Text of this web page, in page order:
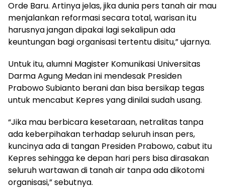
Orde Baru. Artinya jelas, jika dunia pers tanah air mau
menjalankan reformasi secara total, warisan itu
harusnya jangan dipakai lagi sekalipun ada
keuntungan bagi organisasi tertentu disitu,” ujarnya.
Untuk itu, alumni Magister Komunikasi Universitas
Darma Agung Medan ini mendesak Presiden
Prabowo Subianto berani dan bisa bersikap tegas
untuk mencabut Kepres yang dinilai sudah usang.
“Jika mau berbicara kesetaraan, netralitas tanpa
ada keberpihakan terhadap seluruh insan pers,
kuncinya ada di tangan Presiden Prabowo, cabut itu
Kepres sehingga ke depan hari pers bisa dirasakan
seluruh wartawan di tanah air tanpa ada dikotomi
organisasi,” sebutnya.